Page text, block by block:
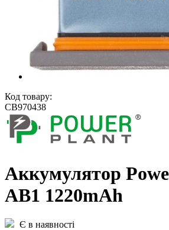
Код товару:
CB970438
Aккумулятор
AB1 1220mAh
Є в наявності